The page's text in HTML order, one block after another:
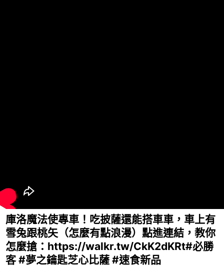
庫洛魔法使專車！吃披薩還能搭車車，車上有
雪兔跟桃矢（怎麼有點浪漫）點進連結，教你
怎麼搶：https://walkr.tw/CkK2dKRt#必勝
客 #夢之鑰匙芝心比薩 #速食新品